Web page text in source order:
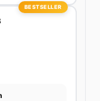
BESTSELLER